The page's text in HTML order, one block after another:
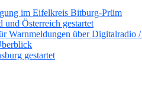
im Eifelkreis Bitburg-Prüm
Österreich gestartet
Warnmeldungen über
gestartet